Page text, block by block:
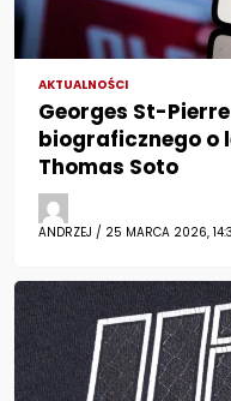
AKTUALNOŚCI
Georges St-
biograficznego o
Thomas Soto
ANDRZEJ / 25 MARCA 2026,